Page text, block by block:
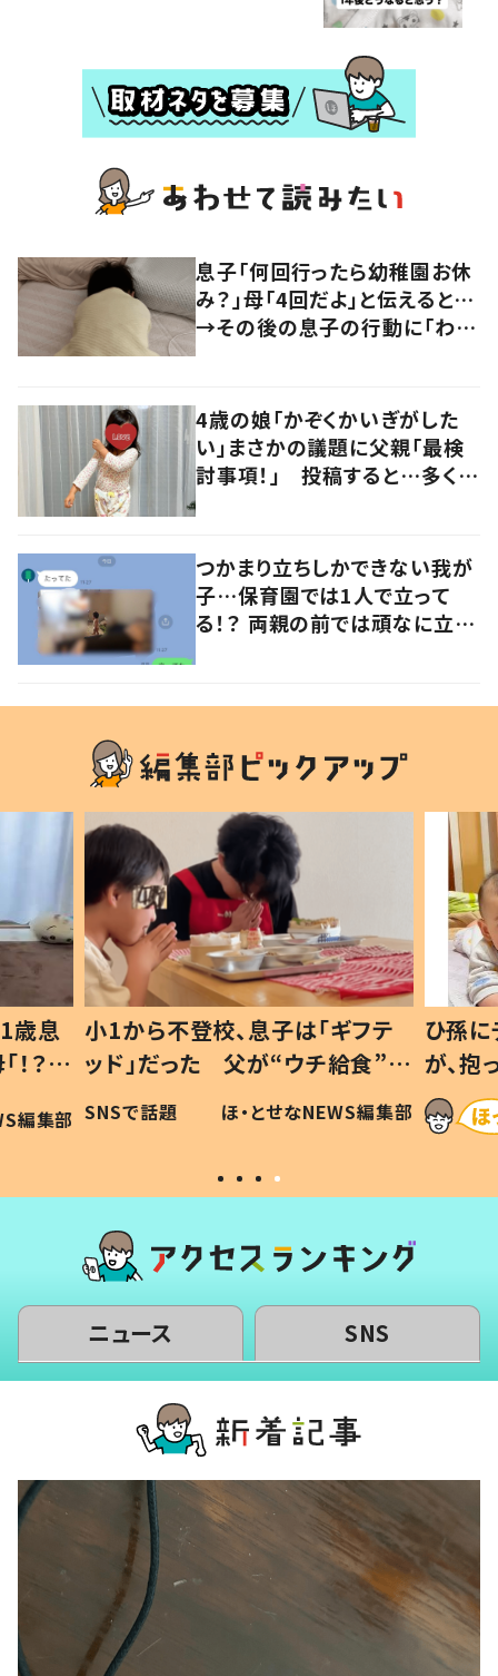
息子「何回行ったら幼稚園お休
み？」母「4回だよ」と伝えると…
→その後の息子の行動に「わか
4歳の娘「かぞくかいぎがした
い」まさかの議題に父親「最検
討事項！」 投稿すると…多くの
つかまり立ちしかできない我が
子…保育園では1人で立って
る！？ 両親の前では頑なに立た
歳息
？」
編集部
小1から不登校、息子は「ギフテ
ッド」だった 父が“ウチ給食”を
作り続ける理由とは #令和の親
#令和の子
SNSで話題 ほ・とせなNEWS編集部
ひ孫
が、
「涙が
い」
ニュース SNS